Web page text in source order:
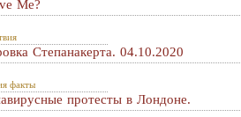
Me?
Степанакерта. 04.10.2020
факты
протесты в Лондоне.